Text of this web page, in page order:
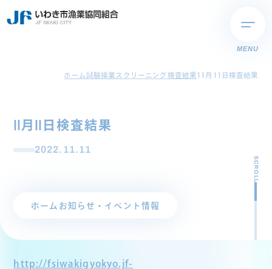
MENU
ホーム試験操業スクリーニング検査結果11月11日検査結果
11月11日検査結果
2022.11.11
ホーム お知らせ・イベント情報
SCROLL
http://fsiwakigyokyo.jf-